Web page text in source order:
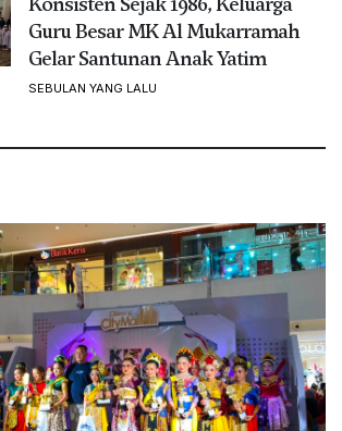
Guru Besar MK Al Mukarramah
Gelar Santunan Anak Yatim
SEBULAN YANG LALU